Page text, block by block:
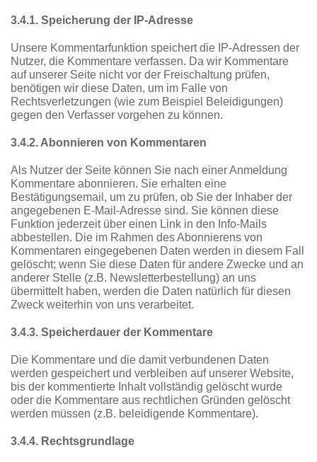
3.4.1. Speicherung der IP-Adresse
Unsere Kommentarfunktion speichert die IP-Adressen der
Nutzer, die Kommentare verfassen. Da wir Kommentare
auf unserer Seite nicht vor der Freischaltung prüfen,
benötigen wir diese Daten, um im Falle von
Rechtsverletzungen (wie zum Beispiel Beleidigungen)
gegen den Verfasser vorgehen zu können.
3.4.2. Abonnieren von Kommentaren
Als Nutzer der Seite können Sie nach einer Anmeldung
Kommentare abonnieren. Sie erhalten eine
Bestätigungsemail, um zu prüfen, ob Sie der Inhaber der
angegebenen E-Mail-Adresse sind. Sie können diese
Funktion jederzeit über einen Link in den Info-Mails
abbestellen. Die im Rahmen des Abonnierens von
Kommentaren eingegebenen Daten werden in diesem Fall
gelöscht; wenn Sie diese Daten für andere Zwecke und an
anderer Stelle (z.B. Newsletterbestellung) an uns
übermittelt haben, werden die Daten natürlich für diesen
Zweck weiterhin von uns verarbeitet.
3.4.3. Speicherdauer der Kommentare
Die Kommentare und die damit verbundenen Daten
werden gespeichert und verbleiben auf unserer Website,
bis der kommentierte Inhalt vollständig gelöscht wurde
oder die Kommentare aus rechtlichen Gründen gelöscht
werden müssen (z.B. beleidigende Kommentare).
3.4.4. Rechtsgrundlage